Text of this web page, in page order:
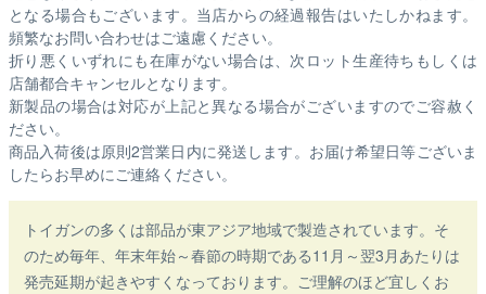
となる場合もございます。 当店からの経過報告はいたしかねます。
頻繁なお問い合わせはご遠慮ください。
折り悪くいずれにも在庫がない場合は、次ロット生産待ちもしくは
店舗都合キャンセルとなります。
新製品の場合は対応が上記と異なる場合がございますのでご容赦く
ださい。
商品入荷後は原則2営業日内に発送します。お届け希望日等ございま
したらお早めにご連絡ください。
トイガンの多くは部品が東アジア地域で製造されています。そ
のため毎年、年末年始～春節の時期である11月～翌3月あたりは
発売延期が起きやすくなっております。ご理解のほど宜しくお